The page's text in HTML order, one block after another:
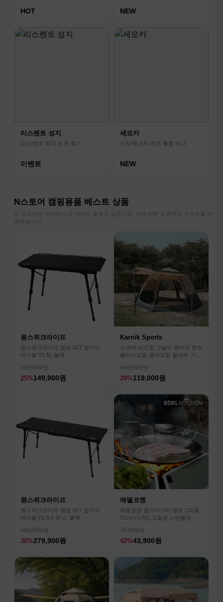
HOT NEW
리스렌트 성지
리스/렌트 최적 조건 찾기
이벤트
세모카
신차/중고차 렌트 통합 비교
NEW
N스토어 캠핑용품 베스트 상품
이 포스팅은 네이버 쇼핑 커넥트 활동의 일환으로, 이에 따른 일정액의 수수료를 제
공받습니다.
원스위크라이프
원스위크라이프 캠핑 IGT 접이식
테이블 S1 M, 블랙
200,000원
25%149,900원
Karnik Sports
뉴에라 타프형 그늘막 원터치 텐트
플라이포함 폴대포함 풀세트 기본
149,000원
20%119,000원
원스위크라이프
원스위크라이프 캠핑 IGT 접이식
테이블 P1 5.0 유닛, 블랙
400,000원
30%279,900원
에델코첸
에델코첸 캠프마스터 캠핑그리들
32cm (사틴) 그릴팬 스텐불판
75,900원
42%43,900원